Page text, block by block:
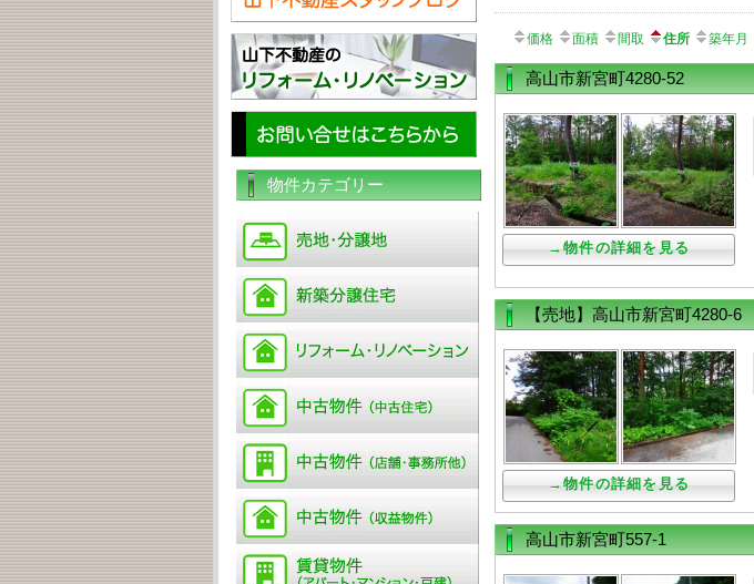
価格 面積 間取 住所 築年月
高山市新宮町4280-52
→物件の詳細を見る
【売地】高山市新宮町4280-6
→物件の詳細を見る
高山市新宮町557-1
物件カテゴリー